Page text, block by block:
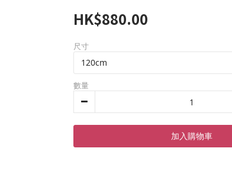
HK$880.00
尺寸
數量
加入購物車